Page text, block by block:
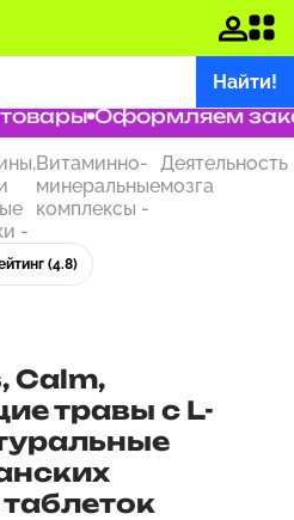
Найти!
Оформляем заказ
-
Витаминно-
минеральные
комплексы -
Деятельность
мозга
(4.8)
Calm,
травы с L-